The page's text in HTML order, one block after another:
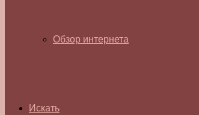
Обзор интернета
Искать